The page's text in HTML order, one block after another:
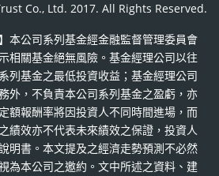
Co., Ltd. 2017. All Rights Reserved.
本公司系列基金經金融監督管理委員會
相關基金絕無風險。基金經理公司以往
列基金之最低投資收益；基金經理公司
外，不負責本公司系列基金之盈虧，亦
額報酬率將因投資人不同時間進場，而
績效亦不代表未來績效之保證，投資人
明書。本文提及之經濟走勢預測不必然
為本公司之邀約。文中所述之資料、建